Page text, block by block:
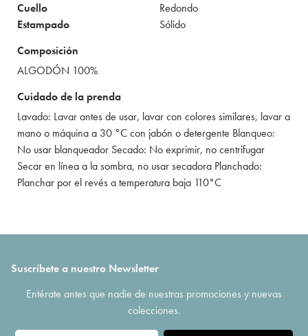
Cuello
Redondo
Estampado
Sólido
Composición
ALGODÓN 100%
Cuidado de la prenda
Lavado: Lavar antes de usar, lavar con colores similares, lavar a
mano o máquina a 30 °C con jabón o detergente Blanqueo:
No usar blanqueador Secado: No exprimir, no centrifugar
Secar en línea a la sombra, no usar secadora Planchado:
Planchar por el revés a temperatura baja 110°C
Suscríbete a nuestro Newsletter
Entérate antes que nadie de nuestras promociones y nuevas
colecciones.